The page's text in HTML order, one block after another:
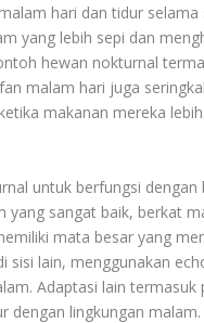
hari dan tidur selama
yang lebih sepi dan
hewan nokturnal
malam hari juga
makanan mereka
untuk berfungsi
sangat baik, berkat
mata besar yang
sisi lain, menggunakan
Adaptasi lain
dengan lingkungan malam.